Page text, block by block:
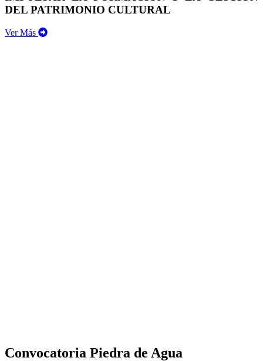
DEL PATRIMONIO CULTURAL
Ver Más
Convocatoria Piedra de Agua